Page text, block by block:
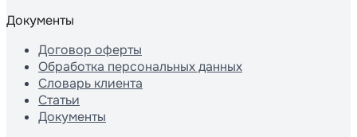
Документы
Договор оферты
Обработка персональных данных
Словарь клиента
Статьи
Документы